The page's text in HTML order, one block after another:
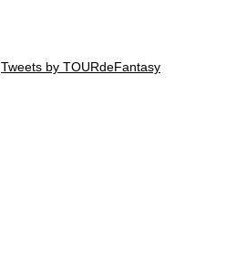
Tweets by TOURdeFantasy